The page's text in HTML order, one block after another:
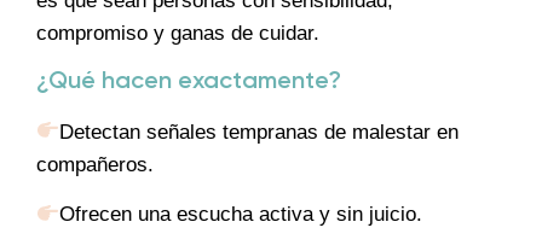
compromiso y ganas de cuidar.
¿Qué hacen exactamente?
Detectan señales tempranas de malestar en
compañeros.
Ofrecen una escucha activa y sin juicio.